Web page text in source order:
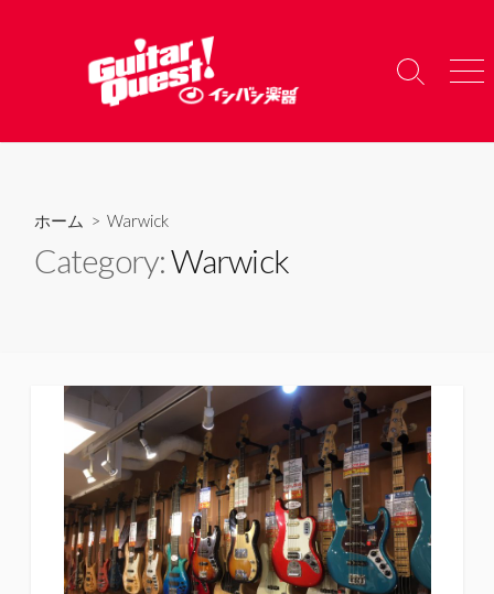
へ
検
り
メ
ー
ホーム > Warwick
Category:Warwick